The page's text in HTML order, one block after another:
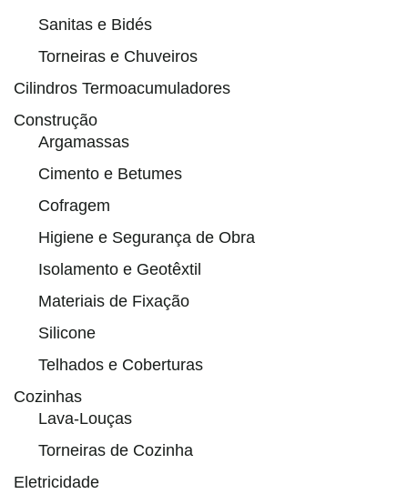
Sanitas e Bidés
Torneiras e Chuveiros
Cilindros Termoacumuladores
Construção
Argamassas
Cimento e Betumes
Cofragem
Higiene e Segurança de Obra
Isolamento e Geotêxtil
Materiais de Fixação
Silicone
Telhados e Coberturas
Cozinhas
Lava-Louças
Torneiras de Cozinha
Eletricidade